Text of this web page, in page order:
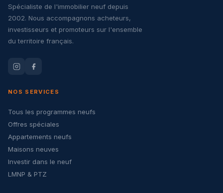
Spécialiste de l'immobilier neuf depuis
2002. Nous accompagnons acheteurs,
investisseurs et promoteurs sur l'ensemble
du territoire français.
NOS SERVICES
Tous les programmes neufs
Offres spéciales
Appartements neufs
Maisons neuves
Investir dans le neuf
LMNP & PTZ